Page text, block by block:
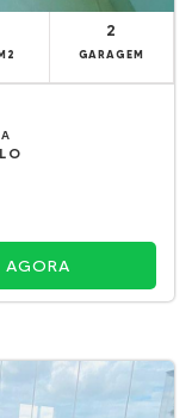
2
GARAGEM